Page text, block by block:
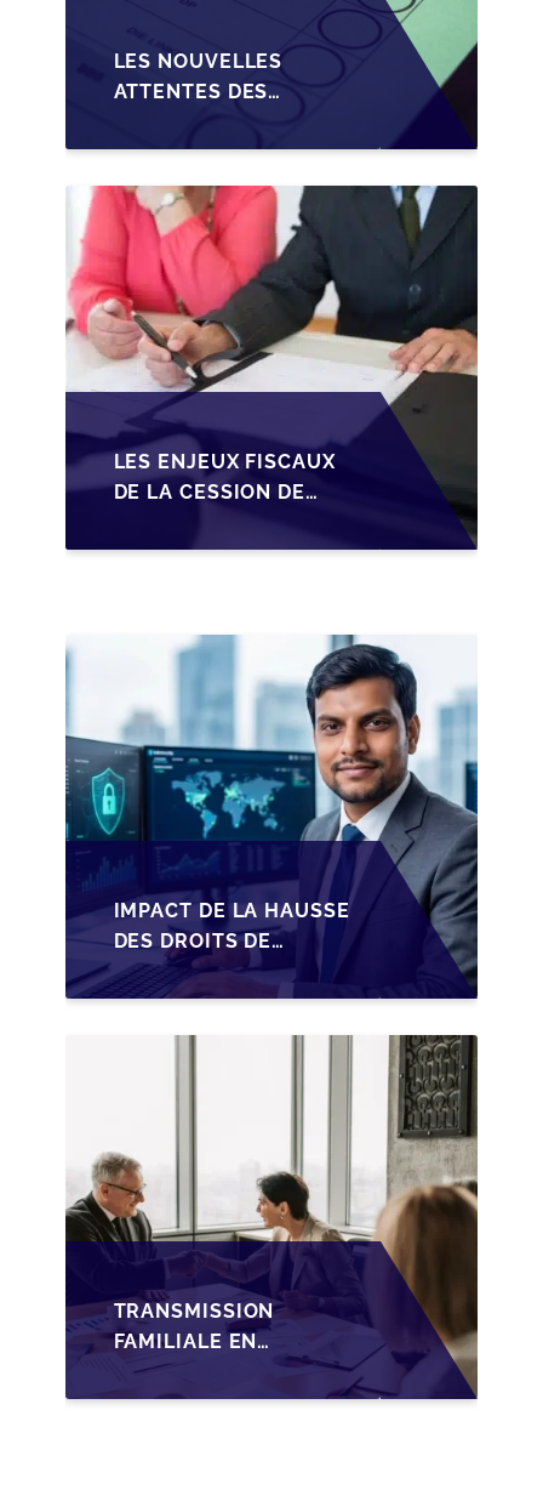
LES NOUVELLES
ATTENTES DES
TRANSMISSION DES
PME BELGES
LES ENJEUX FISCAUX
DE LA CESSION DE
LES DIRIGEANTS DE
IMPACT DE LA HAUSSE
DES DROITS DE
SUCCESSION EN
WALLONIE SUR LA
TRANSMISSION
TRANSMISSION
FAMILIALE EN
WALLONIE :
NOUVELLES